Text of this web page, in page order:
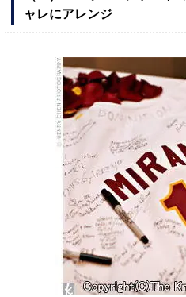
ャレにアレンジ